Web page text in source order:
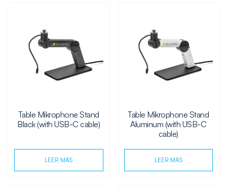
Table Mikrophone Stand
Black (with USB-C cable)
LEER MÁS
Table Mikrophone Stand
Aluminum (with USB-C
cable)
LEER MÁS